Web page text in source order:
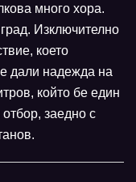
много хора.
Изключително
което
дали надежда на
който бе един
заедно с